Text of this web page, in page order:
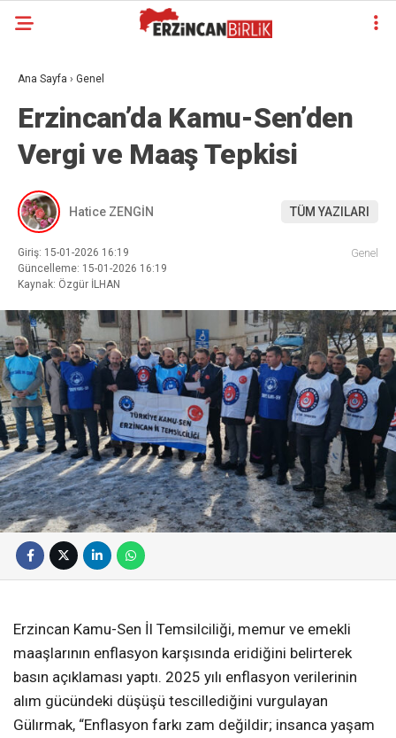
Ana Sayfa › Genel
Erzincan’da Kamu-Sen’den
Vergi ve Maaş Tepkisi
Hatice ZENGİN TÜM YAZILARI
Giriş: 15-01-2026 16:19
Güncelleme: 15-01-2026 16:19
Kaynak: Özgür İLHAN
Genel
Erzincan Kamu-Sen İl Temsilciliği, memur ve emekli
maaşlarının enflasyon karşısında eridiğini belirterek
basın açıklaması yaptı. 2025 yılı enflasyon verilerinin
alım gücündeki düşüşü tescillediğini vurgulayan
Gülırmak, “Enflasyon farkı zam değildir; insanca yaşam